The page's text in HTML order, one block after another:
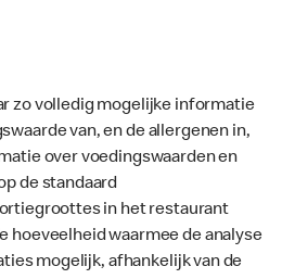
zo volledig mogelijke informatie
van, en de allergenen in,
over voedingswaarden en
de standaard
in het restaurant
hoeveelheid waarmee de analyse
mogelijk, afhankelijk van de